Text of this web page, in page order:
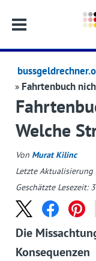
Fahrtenbuch
Welche
Von Murat Kilinc
Letzte
Geschätzte Lesezeit:3
Die
Konsequenzen